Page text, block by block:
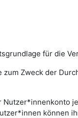
für die
Zweck der
können